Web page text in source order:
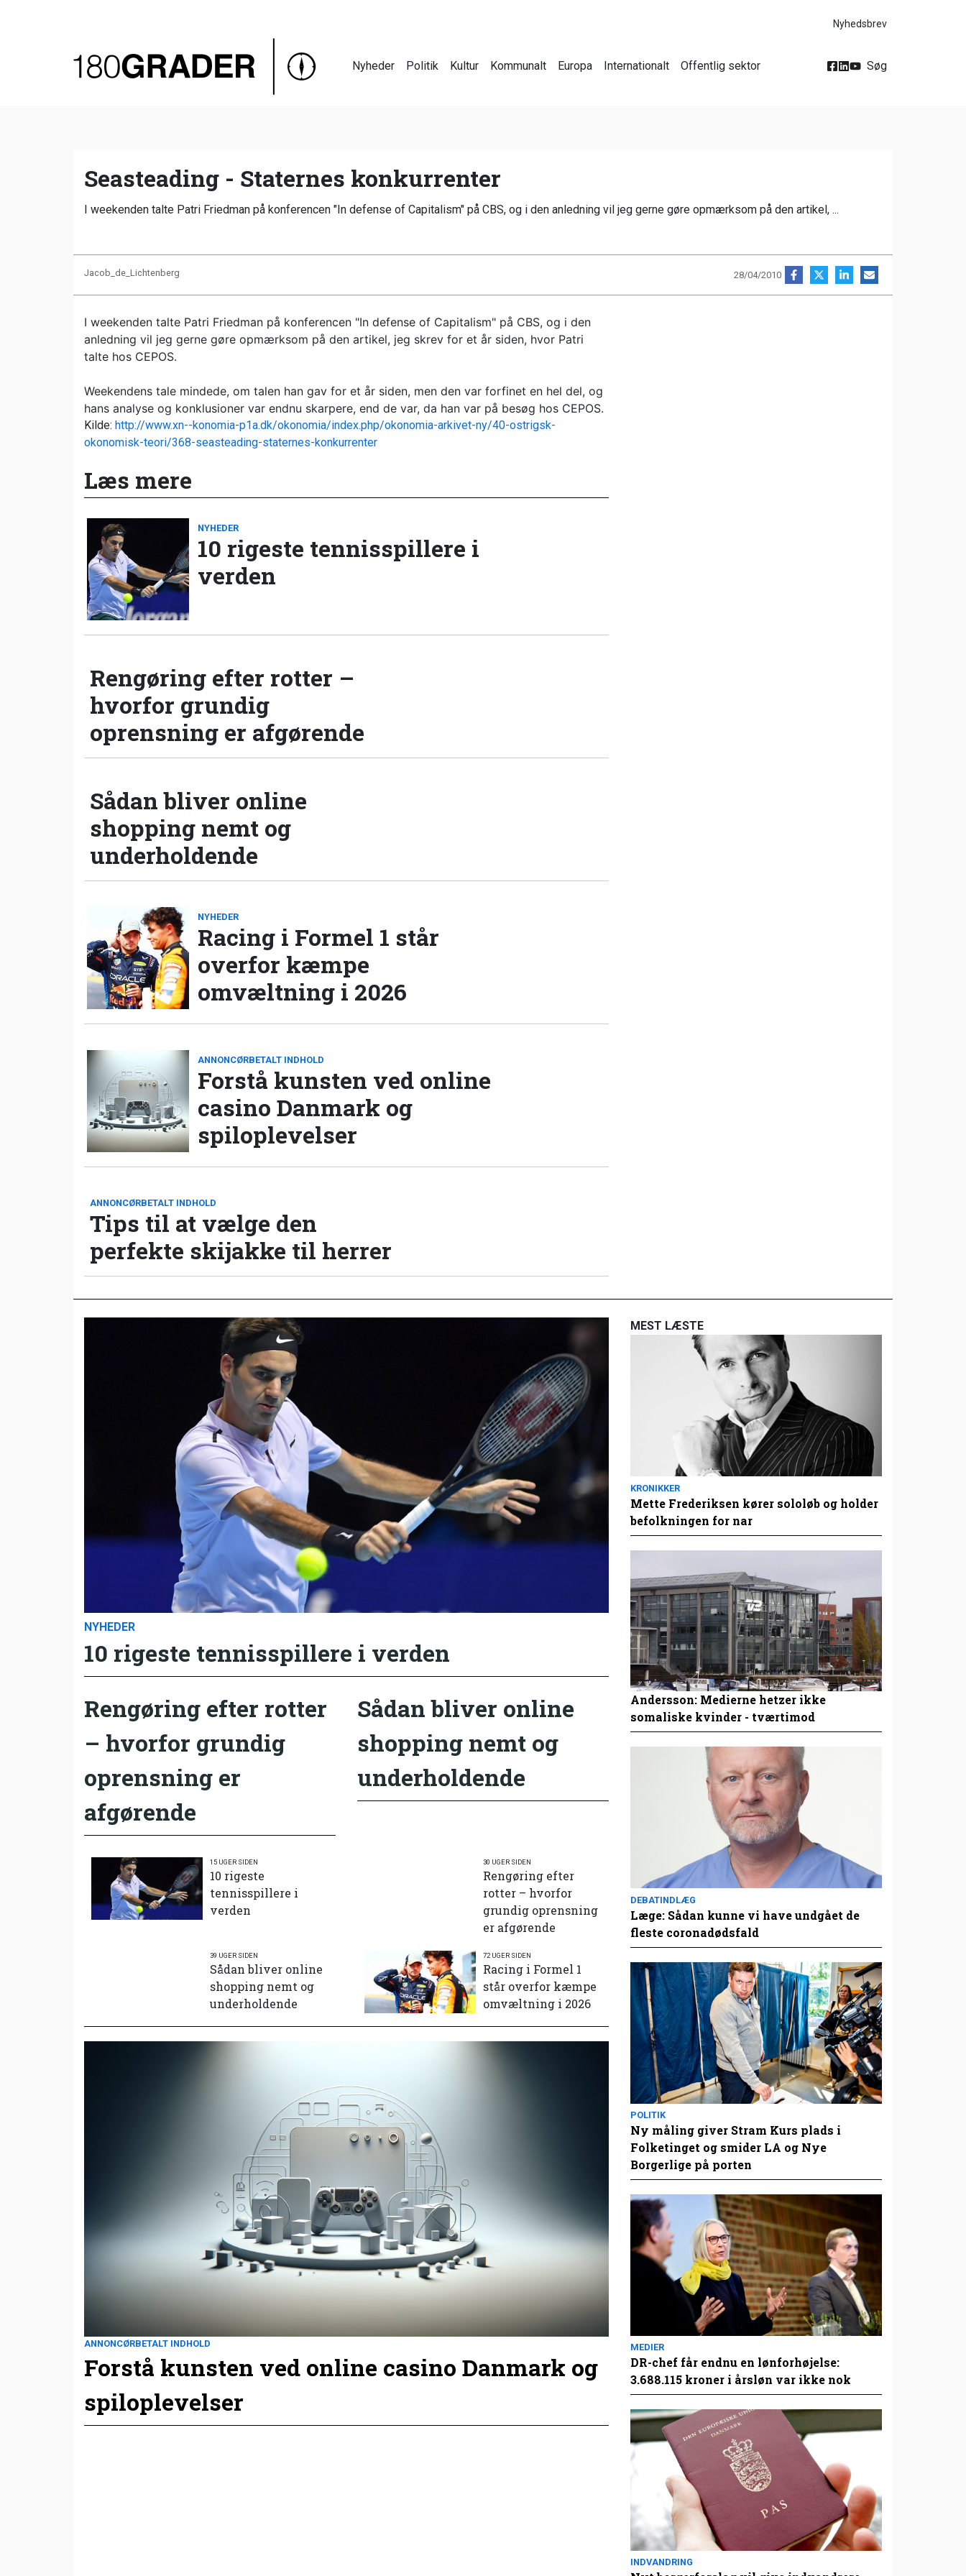
Nyhedsbrev
Nyheder Politik Kultur Kommunalt Europa Internationalt Offentlig sektor Søg
Seasteading - Staternes konkurrenter
I weekenden talte Patri Friedman på konferencen "In defense of Capitalism" på CBS, og i den anledning vil jeg gerne gøre opmærksom på den artikel, ...
Jacob_de_Lichtenberg 28/04/2010
I weekenden talte Patri Friedman på konferencen "In defense of Capitalism" på CBS, og i den
anledning vil jeg gerne gøre opmærksom på den artikel, jeg skrev for et år siden, hvor Patri
talte hos CEPOS.
Weekendens tale mindede, om talen han gav for et år siden, men den var forfinet en hel del, og
hans analyse og konklusioner var endnu skarpere, end de var, da han var på besøg hos CEPOS.
Kilde: http://www.xn--konomia-p1a.dk/okonomia/index.php/okonomia-arkivet-ny/40-ostrigsk-
okonomisk-teori/368-seasteading-staternes-konkurrenter
Læs mere
NYHEDER
10 rigeste tennisspillere i
verden
Rengøring efter rotter –
hvorfor grundig
oprensning er afgørende
Sådan bliver online
shopping nemt og
underholdende
NYHEDER
Racing i Formel 1 står
overfor kæmpe
omvæltning i 2026
ANNONCØRBETALT INDHOLD
Forstå kunsten ved online
casino Danmark og
spiloplevelser
ANNONCØRBETALT INDHOLD
Tips til at vælge den
perfekte skijakke til herrer
NYHEDER
10 rigeste tennisspillere i verden
Rengøring efter rotter
– hvorfor grundig
oprensning er
afgørende
Sådan bliver online
shopping nemt og
underholdende
15 UGER SIDEN
10 rigeste
tennisspillere i
verden
30 UGER SIDEN
Rengøring efter
rotter – hvorfor
grundig oprensning
er afgørende
39 UGER SIDEN
Sådan bliver online
shopping nemt og
underholdende
72 UGER SIDEN
Racing i Formel 1
står overfor kæmpe
omvæltning i 2026
ANNONCØRBETALT INDHOLD
Forstå kunsten ved online casino Danmark og
spiloplevelser
MEST LÆSTE
KRONIKKER
Mette Frederiksen kører sololøb og holder
befolkningen for nar
Andersson: Medierne hetzer ikke
somaliske kvinder - tværtimod
DEBATINDLÆG
Læge: Sådan kunne vi have undgået de
fleste coronadødsfald
POLITIK
Ny måling giver Stram Kurs plads i
Folketinget og smider LA og Nye
Borgerlige på porten
MEDIER
DR-chef får endnu en lønforhøjelse:
3.688.115 kroner i årsløn var ikke nok
INDVANDRING